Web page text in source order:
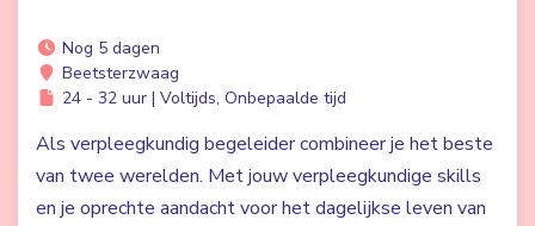
Nog 5 dagen
Beetsterzwaag
24 - 32 uur | Voltijds, Onbepaalde tijd
Als verpleegkundig begeleider combineer je het beste
van twee werelden. Met jouw verpleegkundige skills
en je oprechte aandacht voor het dagelijkse leven van